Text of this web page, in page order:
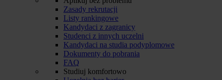
Zasady rekrutacji
Listy rankingowe
Kandydaci z zagranicy
Studenci z innych uczelni
Kandydaci na studia podyplomowe
Dokumenty do pobrania
FAQ
Studiuj komfortowo